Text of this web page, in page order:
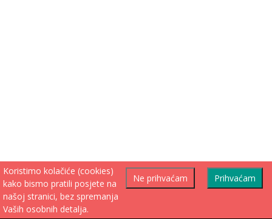
Prihvaćam
Ne prihvaćam
Koristimo kolačiće (cookies)
kako bismo pratili posjete na
našoj stranici, bez spremanja
Vaših osobnih detalja.